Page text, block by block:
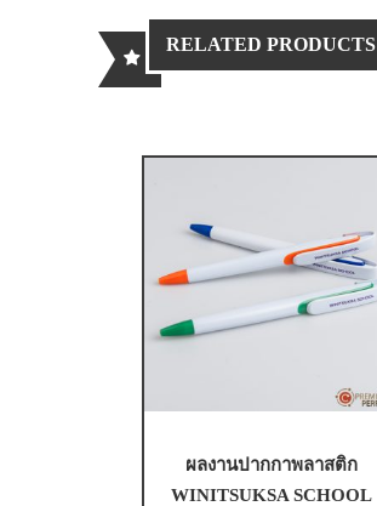
RELATED PRODUCTS
ผลงานปากกาพลาสติก
WINITSUKSA SCHOOL